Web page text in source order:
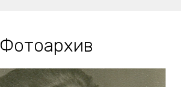
Фотоархив